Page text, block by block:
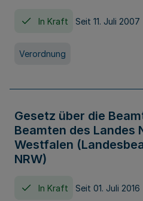
In Kraft Seit 11. Juli 2007
Verordnung
Gesetz über die
Beamten des Landes
Westfalen
NRW)
In Kraft Seit 01. Juli 2016